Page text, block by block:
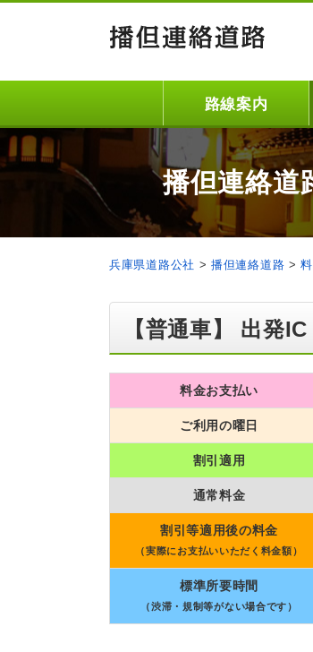
路線案内
播但連絡道
兵庫県道路公社 >播但連絡道路 >
【普通車】 出発
料金お支払い
ご利用の曜日
割引適用
通常料金
割引等適用後の料金
（実際にお支払いいただく料金額）
標準所要時間
（渋滞・規制等がない場合です）